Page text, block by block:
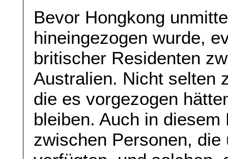
Bevor Hongkong
hineingezogen wurde,
britischer Residenten
Australien. Nicht selten
die es vorgezogen
bleiben. Auch in
zwischen Personen,